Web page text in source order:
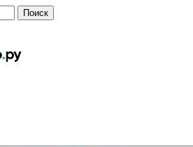
Поиск